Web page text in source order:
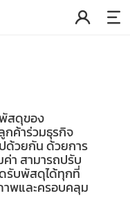
สดุของ
กค้าร่วมธุรกิจ
ปด้วยกัน ด้วยการ
า สามารถปรับ
รับพัสดุได้ทุกที่
พและครอบคลุม